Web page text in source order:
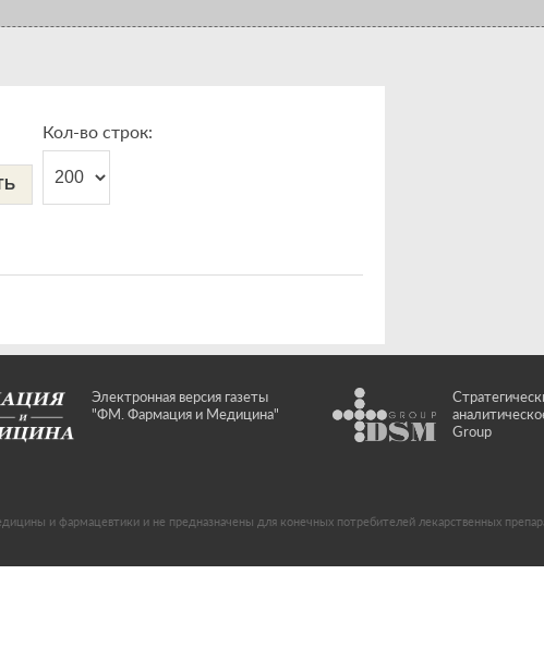
Кол-во строк:
Электронная версия газеты
"ФМ. Фармация и Медицина"
Group
и фармацевтики и не предназначены для конечных потребителей лекарственных